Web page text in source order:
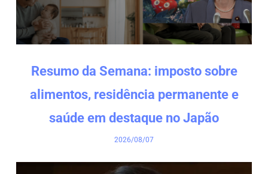
Resumo da Semana: imposto sobre
alimentos, residência permanente e
saúde em destaque no Japão
2026/08/07